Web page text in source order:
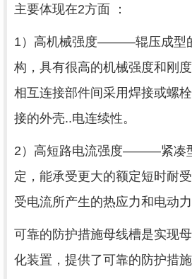
主要体现在2方面 ：
1）高机械强度———辊压成型
构，具有很高的机械强度和刚
相互连接部件间采用焊接或螺
接的外壳..电连续性。
2）高短路电流强度———紧凑
定，能承受更大的额定短时耐
受电流所产生的热应力和电动力
可靠的防护措施母线槽是实现
化装置，提供了可靠的防护措